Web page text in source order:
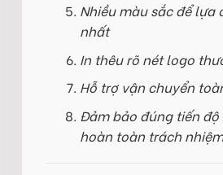
Nhiều màu sắc để
nhất
In thêu rõ nét logo
Hỗ trợ vận chuyển
Đảm bảo đúng tiến độ
hoàn toàn trách nhiệm